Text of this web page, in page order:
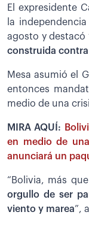
El expresidente
la
agosto y destacó
construida
Mesa asumió el
entonces
medio de una
MIRA AQUÍ:
en medio de
anunciará un
“Bolivia, más
orgullo de ser
viento y marea”,